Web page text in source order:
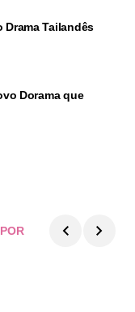
Drama Tailandês
Dorama que